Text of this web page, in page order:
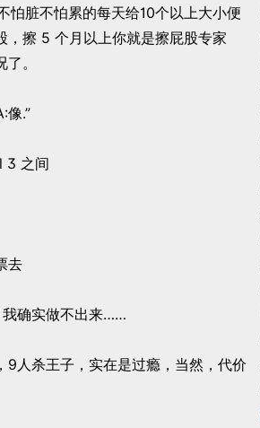
怕脏不怕累的每天给10个以上大小便
，擦 5 个月以上你就是擦屁股专家
。
人说明：“X:我的头像牛逼吗? A:像.”
3 之间
去
确实做不出来……
人杀王子，实在是过瘾，当然，代价